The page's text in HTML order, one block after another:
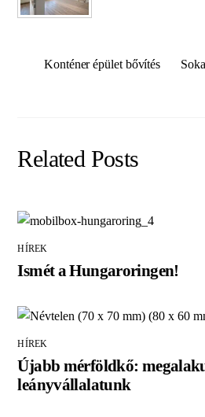
Konténer épület bővítés
Related Posts
HÍREK
Ismét a Hungaroringen!
HÍREK
Újabb mérföldkő:
leányvállalatunk